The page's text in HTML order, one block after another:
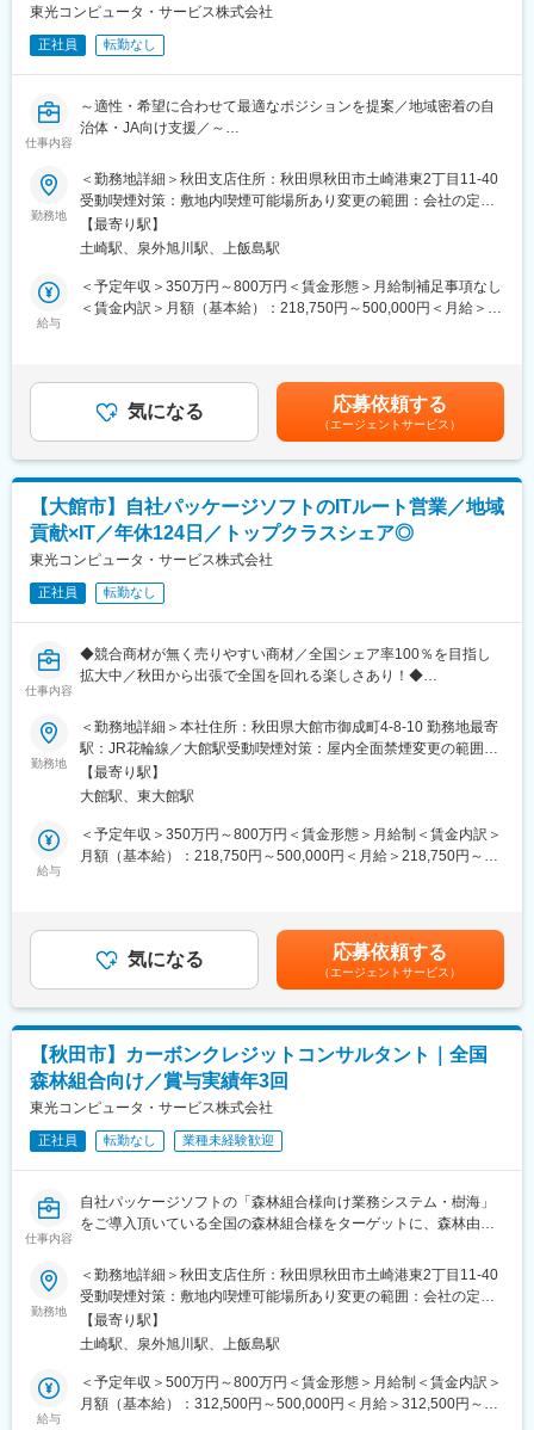
■当社製品・サービスの特徴：
・自治体、JA、森林組合、教育機関、民間企業など多様な業界に
で一貫提供
・顧客ごとの課題に合わせた“オーダーメイド型”ソリューション
・DX推進、業務効率化、セキュリティ強化など幅広いニーズに対
応
変更の範囲：会社の定める業務
（Hyper-/VMware/NutanixAHV）の設計・構築・運用
・障害対応および原因分析、再発防止策の立案・実装
・ベンダーとの折衝（調整、問い合わせ、エスカレーション）
【案件例】
・案件：自治体向け無線ネットワーク整備
・案件フェーズ：提案～要件定義～設計～構築～運用まで一貫し
・体制：社内 2～3名
・担当範囲：既存ネットワークの修正及び、新規無線LAN環境の
整備
・ご入社後は3～6か月程度、現担当と共に業務に従事しながら当
社のビジネスや進め方を理解いただき、その後は2～3名程度の小
■当社について：
東証プライム上場「株式会社チェンジホールディングス」のグル
ープ企業であり、より大規模なプロジェクトや新たな事業領域へ
挑戦する機会も広がっています。
地方自治体、教育委員会(小中学校・高校)、全国の森林組合様、団
体、法人企業と幅広いお客様へ「お客様の課題解決」となるITソ
リューションを提供しています。
東光コンピュータ・サービス株式会社
正社員 転勤なし
仕事内容
～適性・希望に合わせて最適なポジションを提案／地域密着の自
治体・JA向け支援／～
■仕事内容：
地域に根差したIT企業として、自治体・JA・森林組合・教育機関
などの課題解決を行う当社にて、ご経験・ご志向に応じて【営
業・エンジニア・ITサポート・コンサルタント】いずれかのポジ
ションをお任せします。
■業務詳細：
・見積作成～導入後サポート
◎ITエンジニア（開発／インフラ）
◎コンサルタント
・森林組合向けの課題分析・改善提案
・カーボンクレジット創出支援
・プロジェクト推進・進行管理
◎ITサポート（カスタマーサポート）
・学校や企業へのIT機器設置・設定
・操作説明、問い合わせ対応
・障害対応、運用サポート
■入社後の流れ：
・IT未経験でも安心の研修制度あり
・段階的にスキルアップ可能
■働く環境：
・残業月20時間程度
・有給の時間単位取得OK
■当社について：
・東証プライム上場グループの安定基盤
・40年以上にわたり地域密着で事業展開
・自治体・JA・教育機関など強固な顧客基盤
・開発～導入～保守まで一貫対応できる体制
・IT×林業×環境（カーボンクレジット）という独自領域
■当社製品・サービスの特徴：
・自治体、JA、森林組合、教育機関、民間企業など多様な業界に
で一貫提供
・顧客ごとの課題に合わせた“オーダーメイド型”ソリューション
・DX推進、業務効率化、セキュリティ強化など幅広いニーズに対
応
変更の範囲：会社の定める業務
勤務地
＜勤務地詳細＞秋田支店住所：秋田県秋田市土崎港東2丁目11-40
受動喫煙対策：敷地内喫煙可能場所あり変更の範囲：会社の定め
る事業所（リモートワーク含む）
【最寄り駅】
土崎駅、泉外旭川駅、上飯島駅
給与
＜予定年収＞350万円～800万円＜賃金形態＞月給制補足事項なし
＜賃金内訳＞月額（基本給）：218,750円～500,000円＜月給＞
金はあくまでも目安の金額であり、選考を通じて上下する可能性
があります。月給(月額)は固定手当を含めた表記です。
気になる 応募依頼する
（エージェントサービス）
【大館市】自社パッケージソフトのITルート営業／地域
貢献×IT／年休124日／トップクラスシェア◎
東光コンピュータ・サービス株式会社
正社員 転勤なし
仕事内容
◆競合商材が無く売りやすい商材／全国シェア率100％を目指し
拡大中／秋田から出張で全国を回れる楽しさあり！◆
■魅力ポイント：
・自社商材「樹海」のような森林組合総合管理ソフトは他社には
なく、導入いただきやすい営業スタイル！
・入社時にIT知識は必要なし！マニュアルとOJTで安心して学び続
けられる環境◎
・全国シェア率100％を目指し鋭意拡大中！秋田から全国へ、事
業拡大を支えるポジション！
システム「樹海」シリーズの導入、拡張機能の紹介、提案営業に
携わっていただきます。
森林組合は全国色々な地区にあるため、新しい地域や人との出会
■扱う商材の自社開発ソフト「樹海」について：
収益や費用など森林組合の経営に必要な様々なデータが一目に分
かる総合ソフトです。
経営データを簡単に管理できるため、経営改善に必要な点などが
分かりやすくご利用中のユーザーから重宝されております。
一部分を管理する競合商材はございますが、こういった総合ソフ
トの競合はなくニッチトップシェアを誇っています！
■入社後の流れ：
入社後は、マニュアルで商材について学んでいただきながらOJT
東北地方の既存顧客（森林組合）を中心に、先輩社員に同行して
お客様を訪問していきます。
業務習熟後は、森林組合に訪問し森林組合の課題をヒアリング、
自社システムで「お客様の課題解決」を提案していく営業となり
■仕事の特徴・やりがい：
勤務地
＜勤務地詳細＞本社住所：秋田県大館市御成町4-8-10 勤務地最寄
駅：JR花輪線／大館駅受動喫煙対策：屋内全面禁煙変更の範囲：
会社の定める事業所
【最寄り駅】
大館駅、東大館駅
給与
＜予定年収＞350万円～800万円＜賃金形態＞月給制＜賃金内訳＞
月額（基本給）：218,750円～500,000円＜月給＞218,750円～
通勤手当、家族手当、住宅手当、時間外手当（1分単位で支給）、
役職手当、階級手当、資格手当、合格一時金（会社規定により支
給）賃金はあくまでも目安の金額であり、選考を通じて上下する
可能性があります。月給(月額)は固定手当を含めた表記です。
気になる 応募依頼する
（エージェントサービス）
【秋田市】カーボンクレジットコンサルタント｜全国
森林組合向け／賞与実績年3回
東光コンピュータ・サービス株式会社
正社員 転勤なし 業種未経験歓迎
仕事内容
自社パッケージソフトの「森林組合様向け業務システム・樹海」
をご導入頂いている全国の森林組合様をターゲットに、森林由来
職です。
森林資源データの整理から、制度申請、現地関係者とのコミュニ
ケーションまで、プロジェクト全体に伴走し、森林組合の新たな
収益事業の立ち上げを支援する社会性の高いお仕事です。
■業務内容：
・森林組合向けカーボンクレジット創出支援
勤務地
＜勤務地詳細＞秋田支店住所：秋田県秋田市土崎港東2丁目11-40
受動喫煙対策：敷地内喫煙可能場所あり変更の範囲：会社の定め
る事業所
【最寄り駅】
土崎駅、泉外旭川駅、上飯島駅
給与
＜予定年収＞500万円～800万円＜賃金形態＞月給制＜賃金内訳＞
月額（基本給）：312,500円～500,000円＜月給＞312,500円～